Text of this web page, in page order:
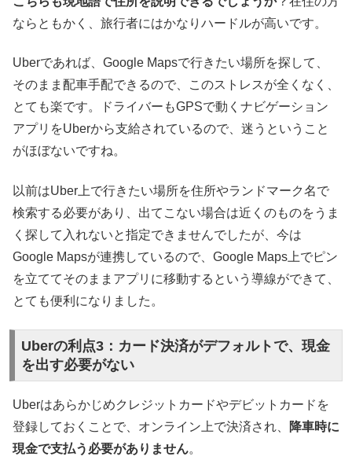
ならともかく、旅行者にはかなりハードルが高いです。
Uberであれば、Google Mapsで行きたい場所を探して、
そのまま配車手配できるので、このストレスが全くなく、
とても楽です。ドライバーもGPSで動くナビゲーション
アプリをUberから支給されているので、迷うということ
がほぼないですね。
以前はUber上で行きたい場所を住所やランドマーク名で
検索する必要があり、出てこない場合は近くのものをうま
く探して入れないと指定できませんでしたが、今は
Google Mapsが連携しているので、Google Maps上でピン
を立ててそのままアプリに移動するという導線ができて、
とても便利になりました。
Uberの利点3：カード決済がデフォルトで、現金
を出す必要がない
Uberはあらかじめクレジットカードやデビットカードを
登録しておくことで、オンライン上で決済され、
降車時に
現金で支払う必要がありません。